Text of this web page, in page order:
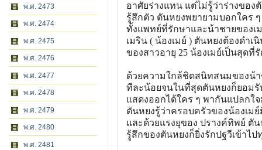
พ.ศ. 2473
พ.ศ. 2474
พ.ศ. 2475
พ.ศ. 2476
พ.ศ. 2477
พ.ศ. 2478
พ.ศ. 2479
พ.ศ. 2480
พ.ศ. 2481
อาศัยร่างแทน แต่ไม่รู้ว่าร่างของ
รู้สึกตัว ตันหยงพยายามบอกใคร ๆ
ทั้งแพทย์ที่รักษาและน้าชายของเ
เมริน ( น้องเมย์ ) ตันหยงต้องดำ
ของสาวอายุ 25 น้องเมย์เป็นสุดที่
ด้วยความใกล้ชิดสนิทสนมของน้
ทีละน้อยจนในที่สุดตันหยงก็ยอมรั
แสดงออกได้ใคร ๆ พากันแปลกใจ
ตันหยงรู้ว่าครอบครัวของน้องเม
และด้วยแรงยุของ ปรางค์ทิพย์
รู้สึกของตันหยงก็ยิ่งรักปฐวีเข้าไป